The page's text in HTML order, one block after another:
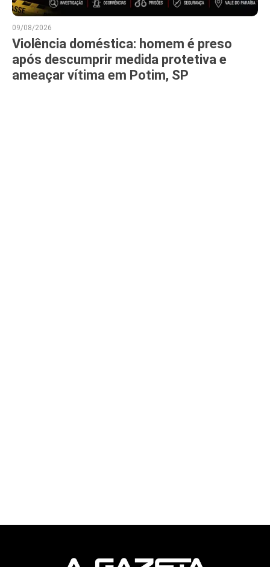
09/08/2026
Violência doméstica: homem é preso
após descumprir medida protetiva e
ameaçar vítima em Potim, SP